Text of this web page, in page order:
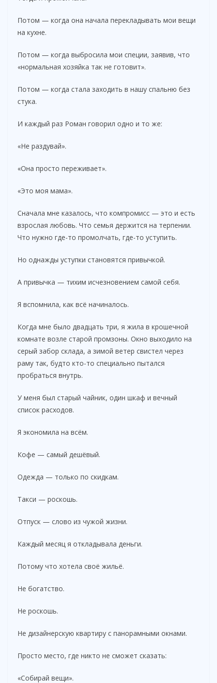
Потом — когда она начала перекладывать мои вещи
на кухне.
Потом — когда выбросила мои специи, заявив, что
«нормальная хозяйка так не готовит».
Потом — когда стала заходить в нашу спальню без
стука.
И каждый раз Роман говорил одно и то же:
«Не раздувай».
«Она просто переживает».
«Это моя мама».
Сначала мне казалось, что компромисс — это и есть
взрослая любовь. Что семья держится на терпении.
Что нужно где-то промолчать, где-то уступить.
Но однажды уступки становятся привычкой.
А привычка — тихим исчезновением самой себя.
Я вспомнила, как всё начиналось.
Когда мне было двадцать три, я жила в крошечной
комнате возле старой промзоны. Окно выходило на
серый забор склада, а зимой ветер свистел через
раму так, будто кто-то специально пытался
пробраться внутрь.
У меня был старый чайник, один шкаф и вечный
список расходов.
Я экономила на всём.
Кофе — самый дешёвый.
Одежда — только по скидкам.
Такси — роскошь.
Отпуск — слово из чужой жизни.
Каждый месяц я откладывала деньги.
Потому что хотела своё жильё.
Не богатство.
Не роскошь.
Не дизайнерскую квартиру с панорамными окнами.
Просто место, где никто не сможет сказать:
«Собирай вещи».